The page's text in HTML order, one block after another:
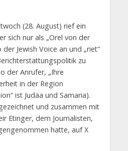
(28. August) rief ein
sich nur als „Orel von der
Jewish Voice an und „riet“
zu
der Anrufer, „Ihre
in der Region
ist Judäa und Samaria).
und zusammen mit
Etinger, dem Journalisten,
hatte, auf X